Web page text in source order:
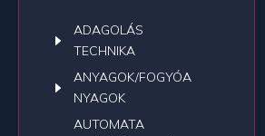
ADAGOLÁS
TECHNIKA
ANYAGOK/FOGYÓA
NYAGOK
AUTOMATA